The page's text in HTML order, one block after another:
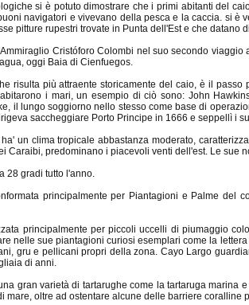
si è potuto dimostrare che i primi abitanti del
navigatori e vivevano della pesca e la caccia. si è
pitture rupestri trovate in Punta dell'Est e che datano
Cristóforo Colombi nel suo secondo
oggi Baia di Cienfuegos.
risulta più attraente storicamente del caio, è il
i mari, un esempio di ciò sono: John
il lungo soggiorno nello stesso come base di
saccheggiare Porto Principe in 1666 e seppellì i
un clima tropicale abbastanza moderato,
Caraibi, predominano i piacevoli venti dell'est. Le sue
28 gradi tutto l'anno.
principalmente per Piantagioni e Palme del
principalmente per piccoli uccelli di piumaggio
nelle sue piantagioni curiosi esemplari come la
gru e pellicani propri della zona. Cayo Largo
di anni.
gran varietà di tartarughe come la tartaruga marina
mare, oltre ad ostentare alcune delle barriere coralline